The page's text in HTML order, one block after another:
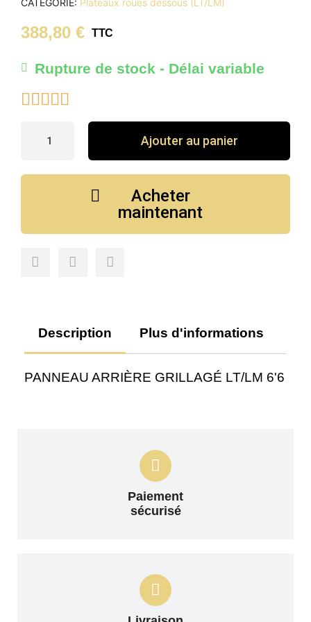
CATÉGORIE Plateaux roues dessous (LT/LM)
388,80 € TTC
Rupture de stock - Délai variable

Ajouter au panier
Acheter
maintenant
Description Plus d'informations
PANNEAU ARRIÈRE GRILLAGÉ LT/LM 6'6
Paiement
sécurisé